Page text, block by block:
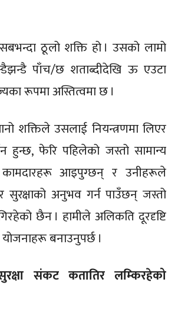
सबभन्दा ठूलो शक्ति हो । उसको लामो
पाँच/छ शताब्दीदेखि ऊ एउटा
रूपमा अस्तित्वमा छ ।
शक्तिले उसलाई नियन्त्रणमा लिएर
हुन्छ, फेरि पहिलेको जस्तो सामान्य
कामदारहरू आइपुग्छन् र उनीहरूले
सुरक्षाको अनुभव गर्न पाउँछन् जस्तो
छैन । हामीले अलिकति दूरदृष्टि
बनाउनुपर्छ ।
संकट कतातिर लम्किरहेको